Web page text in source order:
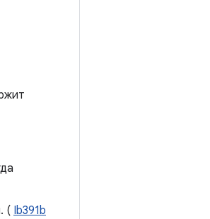
( Ib391b